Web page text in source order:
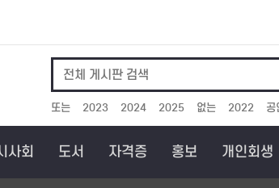
인기검색어
또는 2023 2024 2025 없는 2022 공
사회 도서 자격증 홍보 개인회생